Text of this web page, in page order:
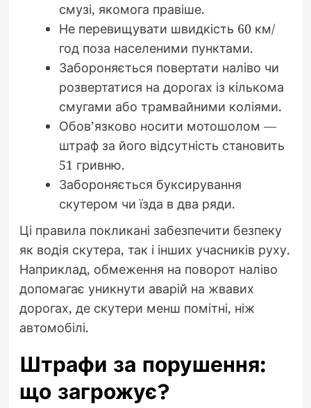
смузі, якомога правіше.
Не перевищувати швидкість 60 км/
год поза населеними пунктами.
Забороняється повертати наліво чи
розвертатися на дорогах із кількома
смугами або трамвайними коліями.
Обов’язково носити мотошолом —
штраф за його відсутність становить
51 гривню.
Забороняється буксирування
скутером чи їзда в два ряди.
Ці правила покликані забезпечити безпеку
як водія скутера, так і інших учасників руху.
Наприклад, обмеження на поворот наліво
допомагає уникнути аварій на жвавих
дорогах, де скутери менш помітні, ніж
автомобілі.
Штрафи за порушення:
що загрожує?